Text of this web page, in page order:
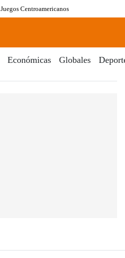
Juegos Centroamericanos
Económicas Globales